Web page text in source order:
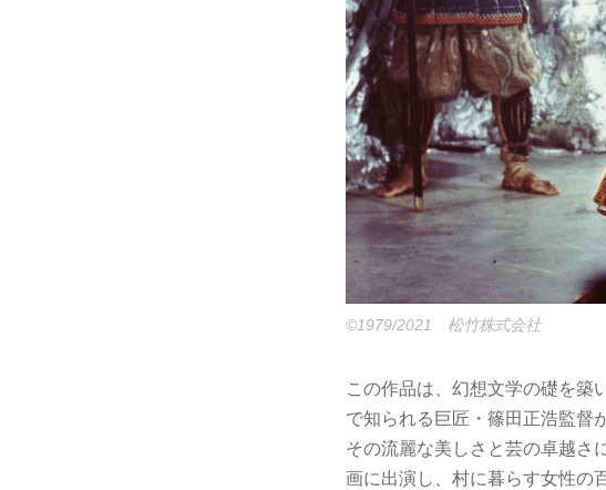
©1979/2021 松竹株式会社
この作品は、幻想文学の礎を築
で知られる巨匠・篠田正浩監督
その流麗な美しさと芸の卓越さ
画に出演し、村に暮らす女性の